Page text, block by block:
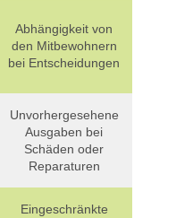
Abhängigkeit von
den Mitbewohnern
bei Entscheidungen
Unvorhergesehene
Ausgaben bei
Schäden oder
Reparaturen
Eingeschränkte